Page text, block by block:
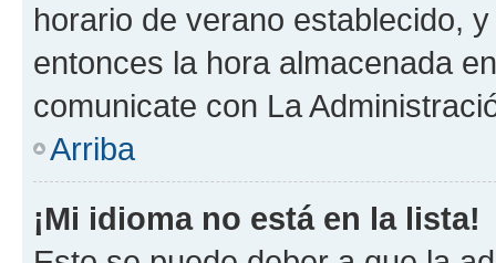
horario de verano establecido,
entonces la hora almacenada
comunicate con La
Arriba
¡Mi idioma no está en la lista!